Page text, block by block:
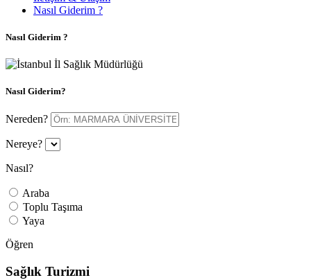
Nasıl Giderim ?
Nasıl Giderim ?
Nasıl Giderim?
Nereden?
Nereye?
Nasıl?
Araba
Toplu Taşıma
Yaya
Öğren
Sağlık Turizmi